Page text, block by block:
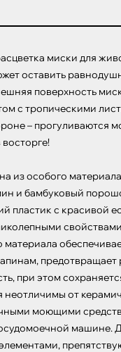
миски для
оставить
поверхность
с тропическими
– прогуливаются
восторге!
из особого
и бамбуковый
пластик с красивой
материала
предотвращает
при этом
неотличимы от
моющими
машине.